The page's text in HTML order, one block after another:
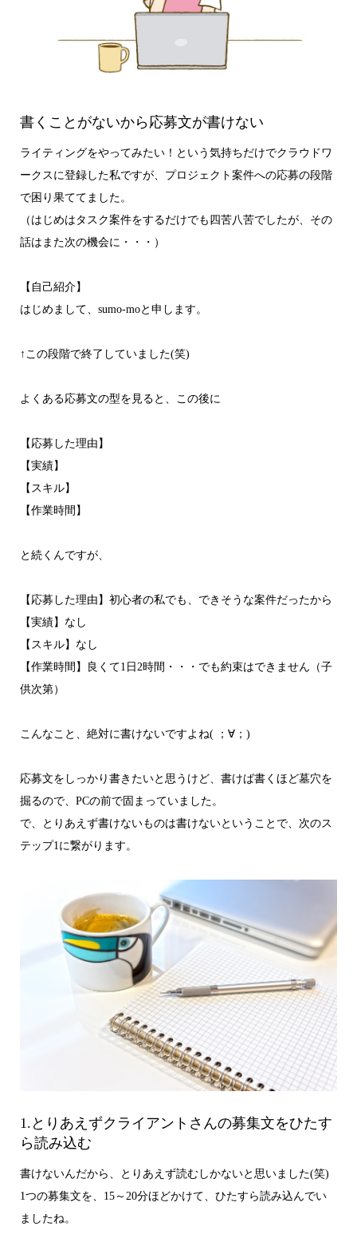
書くことがないから応募文が書けない
ライティングをやってみたい！という気持ちだけでクラウドワ
ークスに登録した私ですが、プロジェクト案件への応募の段階
で困り果ててました。
（はじめはタスク案件をするだけでも四苦八苦でしたが、その
話はまた次の機会に・・・）
【自己紹介】
はじめまして、sumo-moと申します。
↑この段階で終了していました(笑)
よくある応募文の型を見ると、この後に
【応募した理由】
【実績】
【スキル】
【作業時間】
と続くんですが、
【応募した理由】初心者の私でも、できそうな案件だったから
【実績】なし
【スキル】なし
【作業時間】良くて1日2時間・・・でも約束はできません（子
供次第）
こんなこと、絶対に書けないですよね( ；∀；)
応募文をしっかり書きたいと思うけど、書けば書くほど墓穴を
掘るので、PCの前で固まっていました。
で、とりあえず書けないものは書けないということで、次のス
テップ1に繋がります。
1.とりあえずクライアントさんの募集文をひたす
ら読み込む
書けないんだから、とりあえず読むしかないと思いました(笑)
1つの募集文を、15～20分ほどかけて、ひたすら読み込んでい
ましたね。